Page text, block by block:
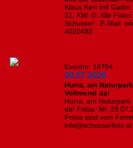
Klaus Kert mit
31. KW. ©. Alle
Schusser . E-Mail:
4020485 .
Eventnr. 18794
29.07.2026
Hurra, am
Vollmond da!
Hurra, am
da! Fotos: Mi,
Fotos sind vom